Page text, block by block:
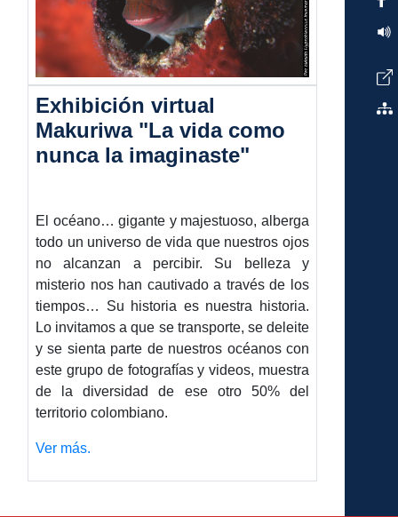
Exhibición virtual
Makuriwa "La vida como
nunca la imaginaste"
El océano… gigante y majestuoso, alberga
todo un universo de vida que nuestros ojos
no alcanzan a percibir. Su belleza y
misterio nos han cautivado a través de los
tiempos… Su historia es nuestra historia.
Lo invitamos a que se transporte, se deleite
y se sienta parte de nuestros océanos con
este grupo de fotografías y videos, muestra
de la diversidad de ese otro 50% del
territorio colombiano.
Ver más.